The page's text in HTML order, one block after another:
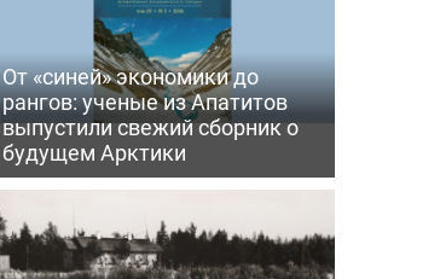
От «синей» экономики до
рангов: ученые из Апатитов
выпустили свежий сборник о
будущем Арктики